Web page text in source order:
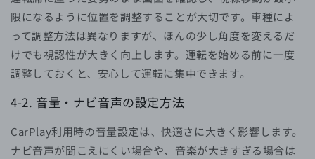
限になるように位置を調整することが大切です。車種によ
って調整方法は異なりますが、ほんの少し角度を変えるだ
けでも視認性が大きく向上します。運転を始める前に一度
調整しておくと、安心して運転に集中できます。
4-2. 音量・ナビ音声の設定方法
CarPlay利用時の音量設定は、快適さに大きく影響します。
ナビ音声が聞こえにくい場合や、音楽が大きすぎる場合は